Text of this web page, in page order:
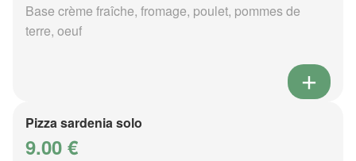
Base crème fraîche, fromage, poulet, pommes de
terre, oeuf
Pizza sardenia solo
9.00 €